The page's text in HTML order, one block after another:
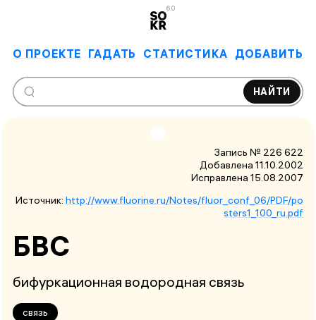
6.0
О ПРОЕКТЕ ГАДАТЬ СТАТИСТИКА ДОБАВИТЬ
НАЙТИ
Запись № 226 622
Добавлена 11.10.2002
Исправлена 15.08.2007
Источник: http://www.fluorine.ru/Notes/fluor_conf_06/PDF/po
sters1_100_ru.pdf
БВС
бифуркационная водородная связь
связь